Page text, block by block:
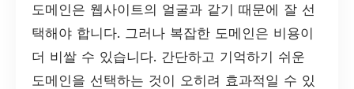
도메인은 웹사이트의 얼굴과 같기 때문에 잘 선
택해야 합니다. 그러나 복잡한 도메인은 비용이
더 비쌀 수 있습니다. 간단하고 기억하기 쉬운
도메인을 선택하는 것이 오히려 효과적일 수 있